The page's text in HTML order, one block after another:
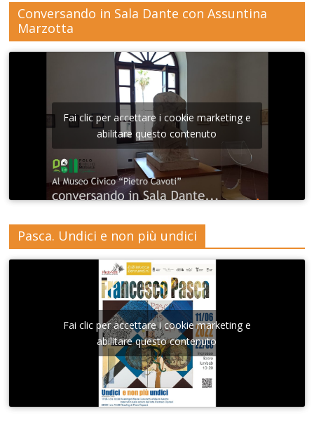
Conversando in Sala Dante con Assuntina
Marzotta
Fai clic per accettare i cookie marketing e
abilitare questo contenuto
Pasca. Undici e non più undici
Fai clic per accettare i cookie marketing e
abilitare questo contenuto